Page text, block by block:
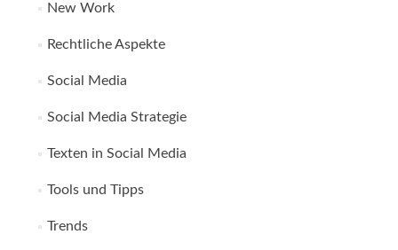
New Work
Rechtliche Aspekte
Social Media
Social Media Strategie
Texten in Social Media
Tools und Tipps
Trends